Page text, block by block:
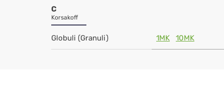
C
Korsakoff
Globuli (Granuli) 1MK 10MK